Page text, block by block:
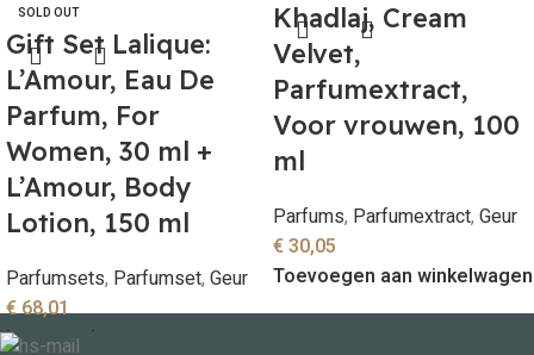
SOLD OUT
Gift Set Lalique:
L’Amour, Eau De
Parfum, For
Women, 30 ml +
L’Amour, Body
Lotion, 150 ml
Parfumsets, Parfumset, Geur
€68,01
Lees verder
Khadlaj, Cream
Velvet,
Parfumextract,
Voor vrouwen, 100
ml
Parfums, Parfumextract, Geur
€30,05
Toevoegen aan winkelwagen